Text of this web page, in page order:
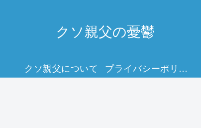
クソ親父の憂鬱
クソ親父について プライバシーポリシー